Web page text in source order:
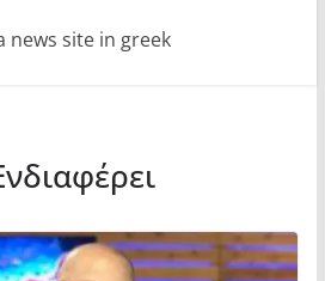
news site in greek